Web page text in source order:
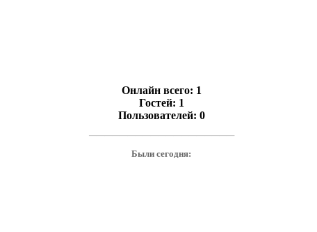
Онлайн всего: 1
Гостей: 1
Пользователей: 0
───────────────────
Были сегодня: